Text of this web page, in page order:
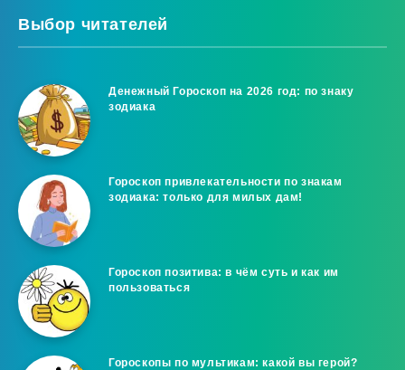
Выбор читателей
Денежный Гороскоп на 2026 год: по знаку
зодиака
Гороскоп привлекательности по знакам
зодиака: только для милых дам!
Гороскоп позитива: в чём суть и как им
пользоваться
Гороскопы по мультикам: какой вы герой?